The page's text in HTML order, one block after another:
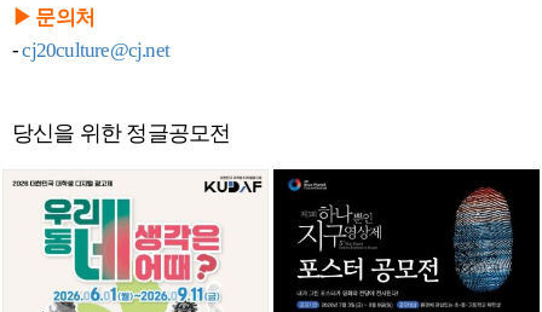
▶ 문의처
-cj20culture@cj.net
당신을 위한 정글공모전